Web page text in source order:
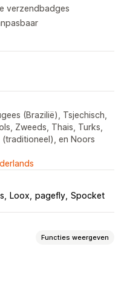
verzendbadges
(Brazilië), Tsjechisch,
Zweeds, Thais, Turks,
en Noors
Loox pagefly Spocket
Functies weergeven